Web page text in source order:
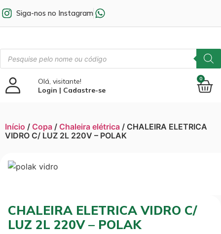
Siga-nos no Instagram
Olá, visitante!
Login | Cadastre-se
0
Início / Copa / Chaleira elétrica / CHALEIRA ELETRICA
VIDRO C/ LUZ 2L 220V – POLAK
CHALEIRA ELETRICA VIDRO C/
LUZ 2L 220V – POLAK